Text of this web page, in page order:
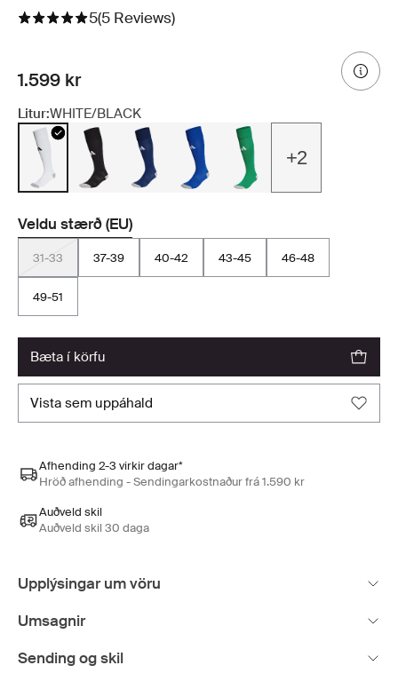
5(5 Reviews)
1.599 kr
Litur:WHITE/BLACK
+2
Veldu stærð (EU)
31-33 37-39 40-42 43-45 46-48
49-51
bæta í körfu
vista sem uppáhald
Afhending 2-3 virkir dagar*
Hröð afhending - Sendingarkostnaður frá 1.590 kr
Auðveld skil
Auðveld skil 30 daga
Upplýsingar um vöru
Umsagnir
Sending og skil